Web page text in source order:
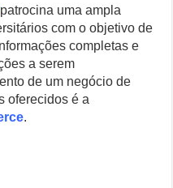
patrocina uma ampla
com o objetivo de
completas e
a serem
de um negócio de
oferecidos é a
.